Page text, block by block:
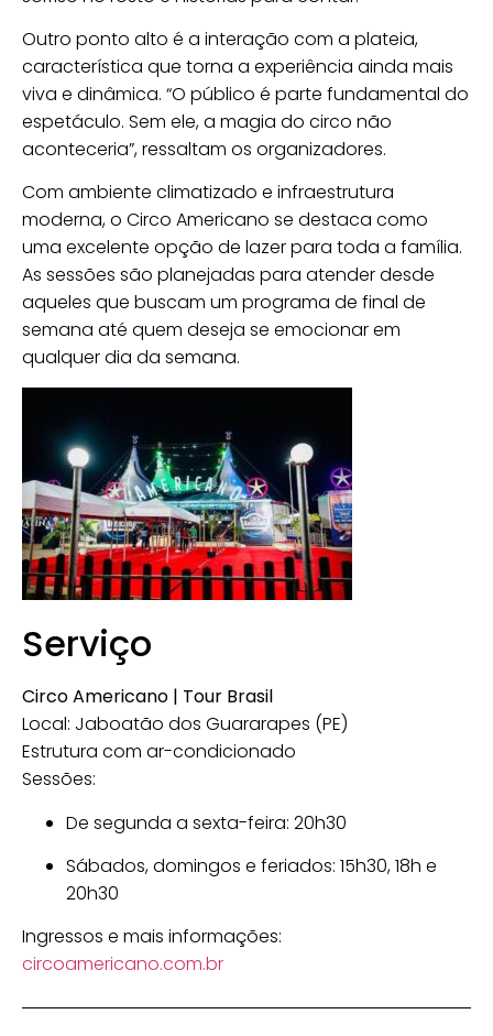
Outro ponto alto é a interação com a plateia,
característica que torna a experiência ainda mais
viva e dinâmica. “O público é parte fundamental do
espetáculo. Sem ele, a magia do circo não
aconteceria”, ressaltam os organizadores.
Com ambiente climatizado e infraestrutura
moderna, o Circo Americano se destaca como
uma excelente opção de lazer para toda a família.
As sessões são planejadas para atender desde
aqueles que buscam um programa de final de
semana até quem deseja se emocionar em
qualquer dia da semana.
Serviço
Circo Americano | Tour Brasil
Local: Jaboatão dos Guararapes (PE)
Estrutura com ar-condicionado
Sessões:
De segunda a sexta-feira: 20h30
Sábados, domingos e feriados: 15h30, 18h e
20h30
Ingressos e mais informações:
circoamericano.com.br